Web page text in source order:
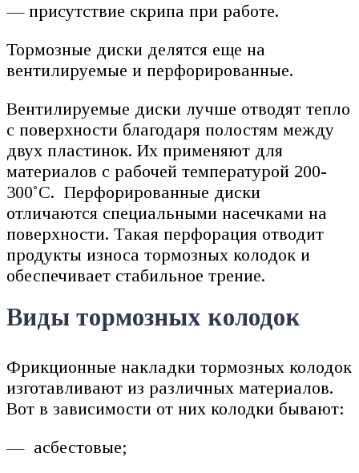
— присутствие скрипа при работе.
Тормозные диски делятся еще на
вентилируемые и перфорированные.
Вентилируемые диски лучше отводят тепло
с поверхности благодаря полостям между
двух пластинок. Их применяют для
материалов с рабочей температурой 200-
300˚С. Перфорированные диски
отличаются специальными насечками на
поверхности. Такая перфорация отводит
продукты износа тормозных колодок и
обеспечивает стабильное трение.
Виды тормозных колодок
Фрикционные накладки тормозных колодок
изготавливают из различных материалов.
Вот в зависимости от них колодки бывают:
— асбестовые;